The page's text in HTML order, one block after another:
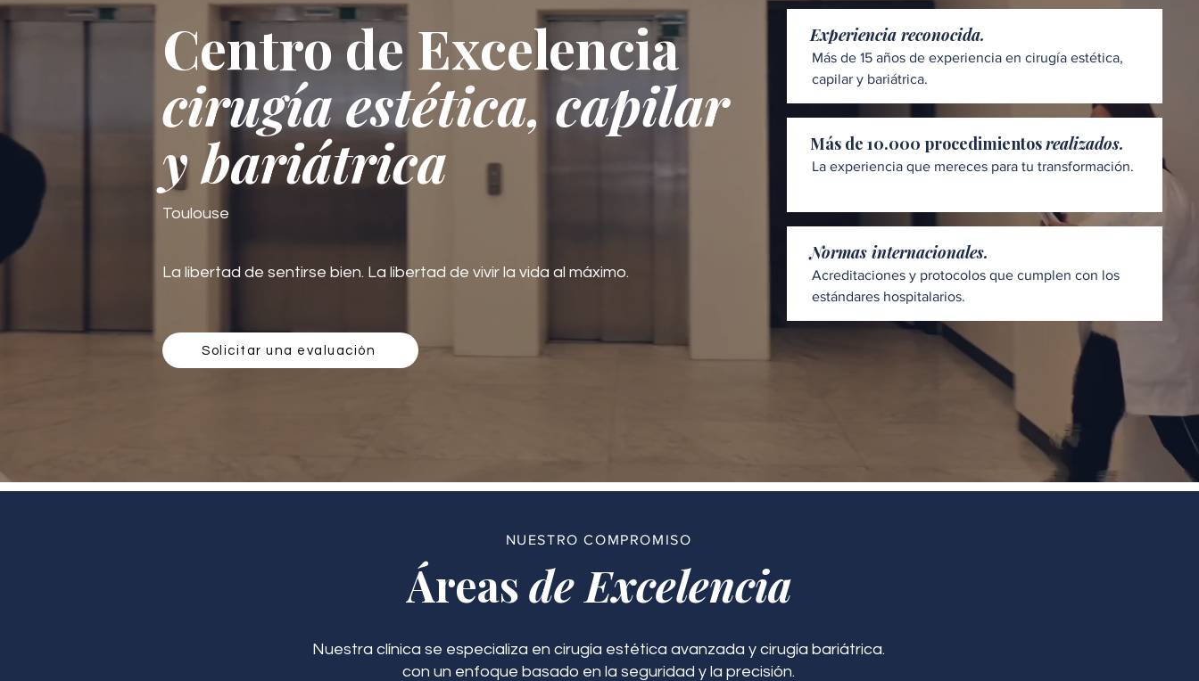
Centro de Excelencia
cirugía estética, capilar
y bariátrica
Toulouse
La libertad de sentirse bien. La libertad de vivir la vida al máximo.
Experiencia reconocida.
Más de 15 años de experiencia en cirugía estética,
capilar y bariátrica.
Más de 10.000 procedimientosrealizados.
La experiencia que mereces para tu transformación.
Normas internacionales.
Acreditaciones y protocolos que cumplen con los
estándares hospitalarios.
Solicitar una evaluación
NUESTRO COMPROMISO
Áreasde Excelencia
Nuestra clínica se especializa en cirugía estética avanzada y cirugía bariátrica.
con un enfoque basado en la seguridad y la precisión.